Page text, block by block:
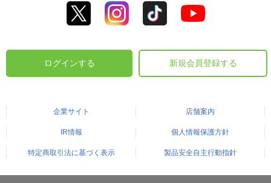
ログインする 新規会員登録する
企業サイト 店舗案内
IR情報 個人情報保護方針
特定商取引法に基づく表示 製品安全自主行動指針